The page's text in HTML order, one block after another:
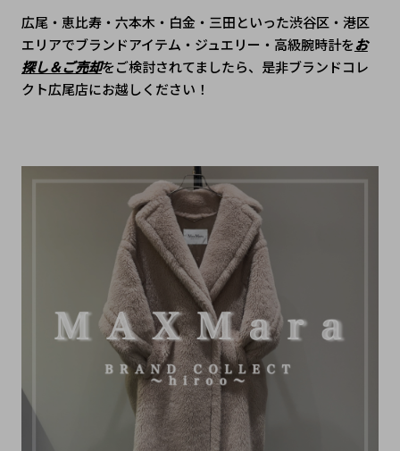
広尾・恵比寿・六本木・白金・三田といった渋谷区・港区
エリアでブランドアイテム・ジュエリー・高級腕時計をお
探し＆ご売却をご検討されてましたら、是非ブランドコレ
クト広尾店にお越しください！